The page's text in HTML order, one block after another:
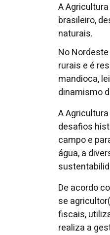
A
brasileiro,
naturais.
No
rurais e é
mandioca,
dinamismo
A
desafios
campo e
água, a
De acordo
se
fiscais,
realiza a